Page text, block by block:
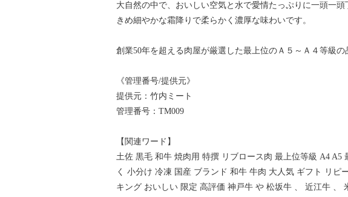
大自然の中で、おいしい空気と水で愛情たっぷりに一頭一頭
きめ細やかな霜降りで柔らかく濃厚な味わいです。
創業50年を超える肉屋が厳選した最上位のＡ５～Ａ４等級の
《管理番号/提供元》
提供元：竹内ミート
管理番号：TM009
【関連ワード】
土佐 黒毛 和牛 焼肉用 特撰 リブロース肉 最上位等級 A4 A5
く 小分け 冷凍 国産 ブランド 和牛 牛肉 大人気 ギフト リピ
キング おいしい 限定 高評価 神戸牛 や 松坂牛 、 近江牛 、